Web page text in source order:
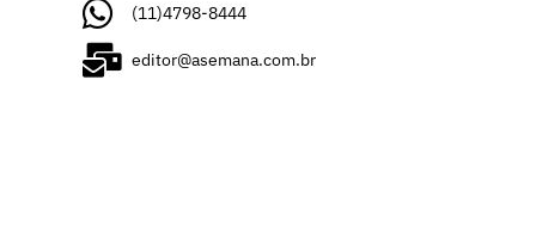
(11)4798-8444
editor@asemana.com.br